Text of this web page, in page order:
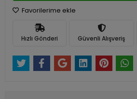
Favorilerime ekle
Hızlı Gönderi Güvenli Alışveriş